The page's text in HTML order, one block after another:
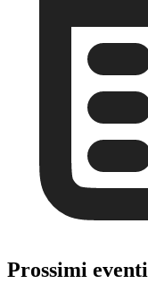
Prossimi eventi